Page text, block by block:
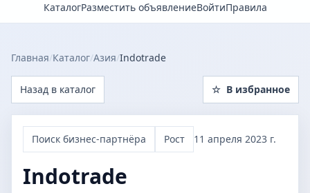
КаталогРазместить объявлениеВойтиПравила
Главная/Каталог/Азия/Indotrade
Назад в каталог ☆ В избранное
Поиск бизнес-партнёра Рост 11 апреля 2023 г.
Indotrade